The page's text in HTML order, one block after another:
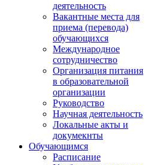
деятельность
Вакантные места для
приема (перевода)
обучающихся
Международное
сотрудничество
Организация питания
в образовательной
организации
Руководство
Научная деятельность
Локальные акты и
докумекнты
Обучающимся
Расписание